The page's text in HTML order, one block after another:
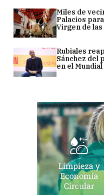
Miles de
Palacios
Virgen de
Rubiales
Sánchez del
en el Mundial